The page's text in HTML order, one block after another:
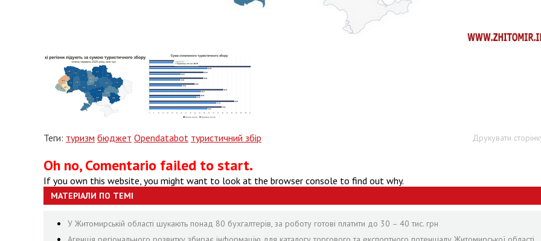
Друкувати
Теги: туризм бюджет Opendatabot туристичний збір
Oh no, Comentario failed to start.
If you own this website, you might want to look at the browser console to find out why.
МАТЕРІАЛИ ПО ТЕМІ
У Житомирській області шукають понад 80 бухгалтерів, за роботу готові платити до 30 – 40 тис. грн